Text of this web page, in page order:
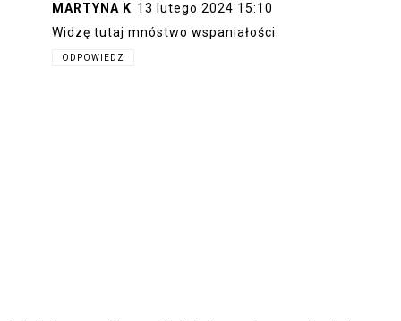
MARTYNA K 13 lutego 2024 15:10
Widzę tutaj mnóstwo wspaniałości.
ODPOWIEDZ